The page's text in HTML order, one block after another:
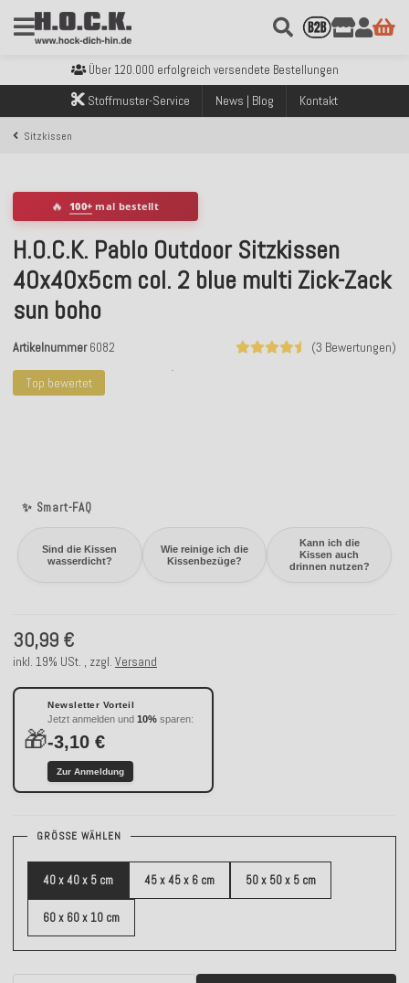
Über 120.000 erfolgreich versendete Bestellungen
Sicher bezahlen mit Klarna, PayPal & Amazon Pay
Kostenloser Versand innerhalb Deutschlands ab 99€ Bestellwert
Über 120.000 erfolgreich versendete Bestellungen
Stoffmuster-Service News | Blog Kontakt
Sitzkissen
Top bewertet
✨ Smart-FAQ
Sind die Kissen
wasserdicht?
Wie reinige ich die
Kissenbezüge?
Kann ich die
Kissen auch
drinnen nutzen?
🔥 100+ mal bestellt
H.O.C.K. Pablo Outdoor Sitzkissen
40x40x5cm col. 2 blue multi Zick-Zack
sun boho
(3 Bewertungen)
Artikelnummer 6082
30,99 €
inkl. 19% USt. , zzgl. Versand
🎁
Newsletter Vorteil
Jetzt anmelden und 10% sparen:
-3,10 €
Zur Anmeldung
GRÖSSE WÄHLEN
40 x 40 x 5 cm 45 x 45 x 6 cm 50 x 50 x 5 cm
60 x 60 x 10 cm